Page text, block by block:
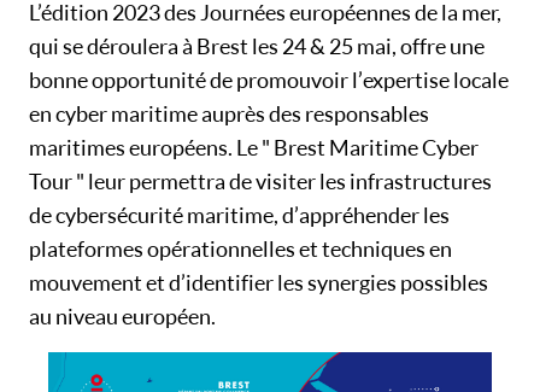
L’édition 2023 des Journées européennes de la mer,
qui se déroulera à Brest les 24 & 25 mai, offre une
bonne opportunité de promouvoir l’expertise locale
en cyber maritime auprès des responsables
maritimes européens. Le " Brest Maritime Cyber
Tour " leur permettra de visiter les infrastructures
de cybersécurité maritime, d’appréhender les
plateformes opérationnelles et techniques en
mouvement et d’identifier les synergies possibles
au niveau européen.